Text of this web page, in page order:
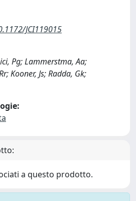
JCI119015
Pg; Lammerstma, Aa;
Kooner, Js; Radda, Gk;
a questo prodotto.